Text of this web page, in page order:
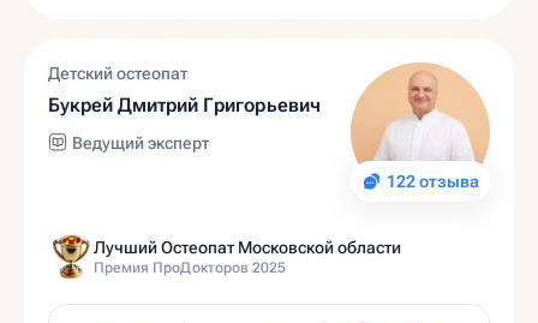
122 отзыва
Детский остеопат
Букрей Дмитрий Григорьевич
Ведущий эксперт
Лучший Остеопат Московской области
Премия ПроДокторов 2025